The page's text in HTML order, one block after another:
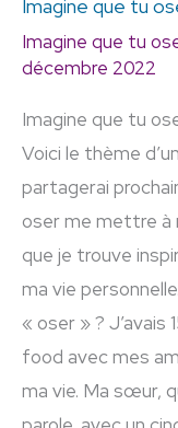
Imagine que tu
Imagine que tu
décembre 2022
Imagine que tu
Voici le thème
partagerai
oser me mettre à
que je trouve
ma vie
« oser » ? J’avais
food avec mes
ma vie. Ma sœur,
passe
bien
!